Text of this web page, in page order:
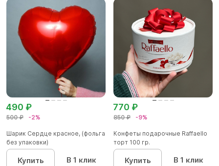
500 ₽ -2%
490 ₽
Шарик Сердце красное, (фольга
без упаковки)
Купить В 1 клик
850 ₽ -9%
770 ₽
Конфеты подарочные Raffaello
торт 100 гр.
Купить В 1 клик